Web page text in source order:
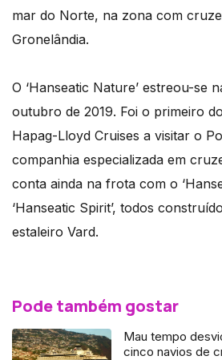
mar do Norte, na zona com
Gronelândia.
O ‘Hanseatic Nature’ estreou-se
outubro de 2019. Foi o primeiro
Hapag-Lloyd Cruises a visitar o
companhia especializada em
conta ainda na frota com o
‘Hanseatic Spirit’, todos
estaleiro Vard.
Pode também gostar
Mau tempo
cinco navios de